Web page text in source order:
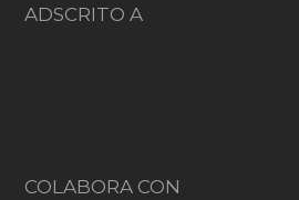
ADSCRITO A
COLABORA CON